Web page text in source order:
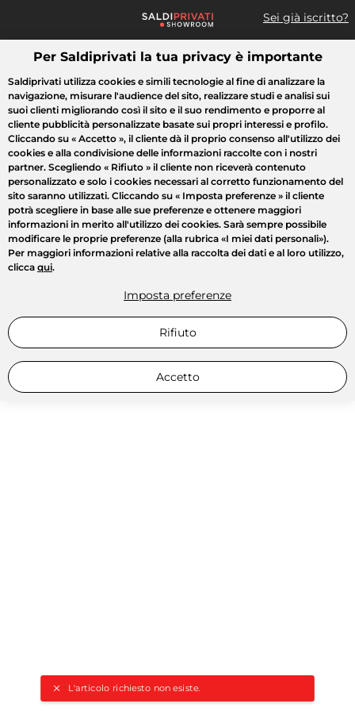
Sei già iscritto?
Cosa cerchi?
L'articolo richiesto non esiste.
Tutte le vendite Moda Casa Bellezza Elettrodomestici
Per Saldiprivati la tua privacy è importante
Saldiprivati utilizza cookies e simili tecnologie al fine di analizzare la
navigazione, misurare l'audience del sito, realizzare studi e analisi sui
suoi clienti migliorando così il sito e il suo rendimento e proporre al
cliente pubblicità personalizzate basate sui propri interessi e profilo.
Cliccando su « Accetto », il cliente dà il proprio consenso all'utilizzo dei
cookies e alla condivisione delle informazioni raccolte con i nostri
partner. Scegliendo « Rifiuto » il cliente non riceverà contenuto
personalizzato e solo i cookies necessari al corretto funzionamento del
sito saranno utilizzati. Cliccando su « Imposta preferenze » il cliente
potrà scegliere in base alle sue preferenze e ottenere maggiori
informazioni in merito all'utilizzo dei cookies. Sarà sempre possibile
modificare le proprie preferenze (alla rubrica «I miei dati personali»).
Per maggiori informazioni relative alla raccolta dei dati e al loro utilizzo,
clicca qui.
Imposta preferenze
Rifiuto
Accetto